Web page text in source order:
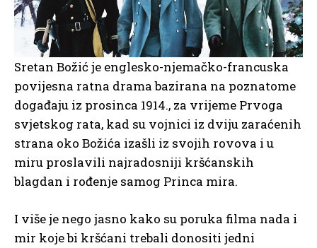
Sretan Božić je englesko-njemačko-francuska
povijesna ratna drama bazirana na poznatome
događaju iz prosinca 1914., za vrijeme Prvoga
svjetskog rata, kad su vojnici iz dviju zaraćenih
strana oko Božića izašli iz svojih rovova i u
miru proslavili najradosniji kršćanskih
blagdan i rođenje samog Princa mira.
I više je nego jasno kako su poruka filma nada i
mir koje bi kršćani trebali donositi jedni